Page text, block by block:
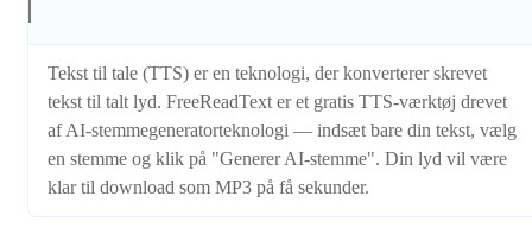
Tekst til tale (TTS) er en teknologi, der konverterer skrevet
tekst til talt lyd. FreeReadText er et gratis TTS-værktøj drevet
af AI-stemmegeneratorteknologi — indsæt bare din tekst, vælg
en stemme og klik på "Generer AI-stemme". Din lyd vil være
klar til download som MP3 på få sekunder.